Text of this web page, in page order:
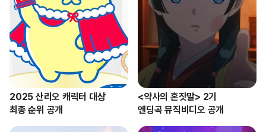
2025 산리오 캐릭터 대상
최종 순위 공개
<약사의 혼잣말> 2기
엔딩곡 뮤직비디오 공개